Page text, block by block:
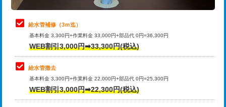
マス交換（土の掘削・埋め戻し作業）
マス交換（深さ50㎝未満）
マス交換（深さ50㎝以上）
コンクリート斫り（厚さ10㎝まで）
止水・漏水調査・防水処理・清掃・修
理・調整・分解・加工など（中作業）
止水・漏水調査・防水処理・清掃・修
理・調整・分解・加工など（重作業）
33,000円
その他部品の脱着
交換・取付（タンク）
給水管補修（3ｍ迄）
基本料金 3,300円+作業料金 33,000円+部品代 0円=36,300円
WEB割引3,000円➡33,300円(税込)
給水管撤去
基本料金 3,300円+作業料金 22,000円+部品代 0円=25,300円
WEB割引3,000円➡22,300円(税込)